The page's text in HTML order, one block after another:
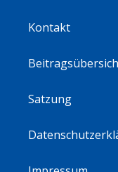
Kontakt
Satzung